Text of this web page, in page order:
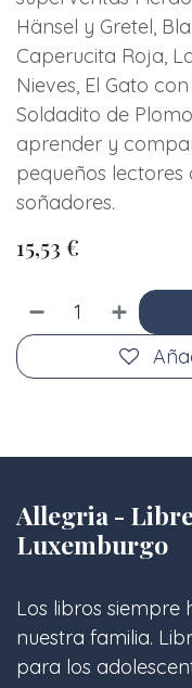
Hänsel y Gretel,
Caperucita Roja,
Nieves, El Gato
Soldadito de
aprender y
pequeños
soñadores.
15,53 €
Allegria -
Luxemburgo
Los libros siempre
nuestra familia.
para los